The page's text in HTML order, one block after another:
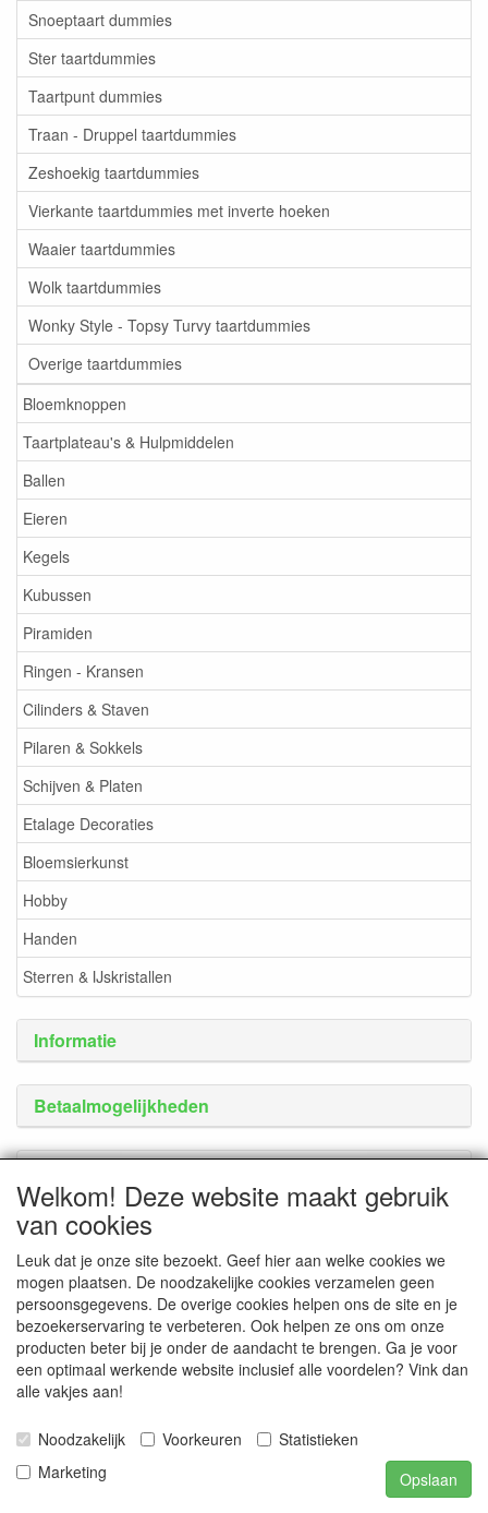
Snoeptaart dummies
Ster taartdummies
Taartpunt dummies
Traan - Druppel taartdummies
Zeshoekig taartdummies
Vierkante taartdummies met inverte hoeken
Waaier taartdummies
Wolk taartdummies
Wonky Style - Topsy Turvy taartdummies
Overige taartdummies
Bloemknoppen
Taartplateau's & Hulpmiddelen
Ballen
Eieren
Kegels
Kubussen
Piramiden
Ringen - Kransen
Cilinders & Staven
Pilaren & Sokkels
Schijven & Platen
Etalage Decoraties
Bloemsierkunst
Hobby
Handen
Sterren & IJskristallen
Informatie
Betaalmogelijkheden
Service
Welkom! Deze website maakt gebruik
van cookies
Leuk dat je onze site bezoekt. Geef hier aan welke cookies we
mogen plaatsen. De noodzakelijke cookies verzamelen geen
persoonsgegevens. De overige cookies helpen ons de site en je
bezoekerservaring te verbeteren. Ook helpen ze ons om onze
producten beter bij je onder de aandacht te brengen. Ga je voor
een optimaal werkende website inclusief alle voordelen? Vink dan
alle vakjes aan!
Noodzakelijk Voorkeuren
Statistieken
Marketing
Opslaan